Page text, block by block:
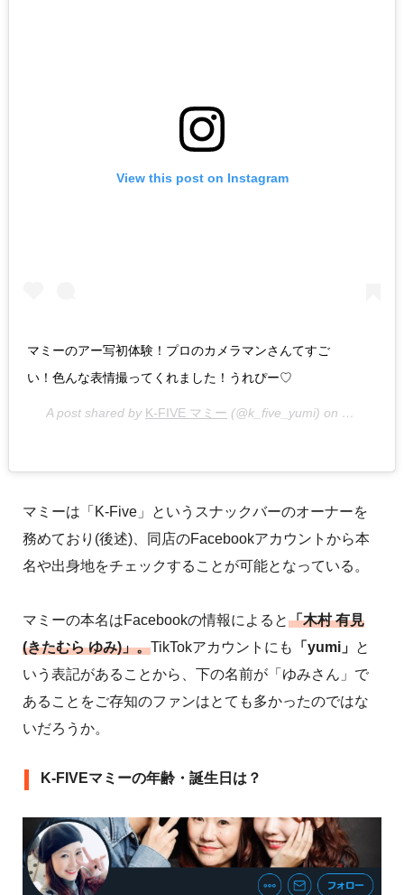
View this post on Instagram
マミーのアー写初体験！プロのカメラマンさんてすご
い！色んな表情撮ってくれました！うれぴー♡
A post shared by K-FIVE マミー (@k_five_yumi) on Dec 27,
マミーは「K-Five」というスナックバーのオーナーを
務めており(後述)、同店のFacebookアカウントから本
名や出身地をチェックすることが可能となっている。
マミーの本名はFacebookの情報によると「木村 有見
(きたむら ゆみ)」。TikTokアカウントにも 「yumi」 と
いう表記があることから、下の名前が「ゆみさん」で
あることをご存知のファンはとても多かったのではな
いだろうか。
K-FIVEマミー︎の年齢・誕生日は？